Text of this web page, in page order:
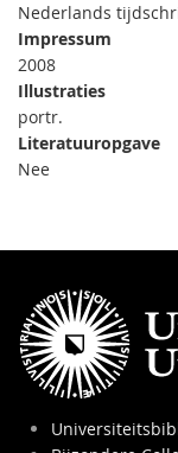
Nederlands
Impressum
2008
Illustraties
portr.
Literatuuropgave
Nee